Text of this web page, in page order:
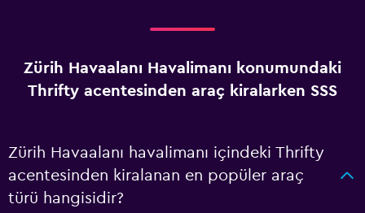
Zürih Havaalanı Havalimanı konumundaki
Thrifty acentesinden araç kiralarken SSS
Zürih Havaalanı havalimanı içindeki Thrifty
acentesinden kiralanan en popüler araç
türü hangisidir?